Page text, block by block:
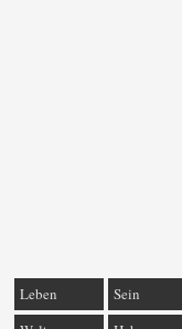
Leben Sein